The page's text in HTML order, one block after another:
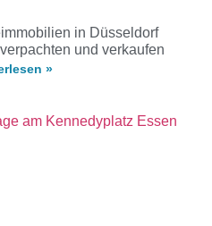
in Düsseldorf
und verkaufen
»